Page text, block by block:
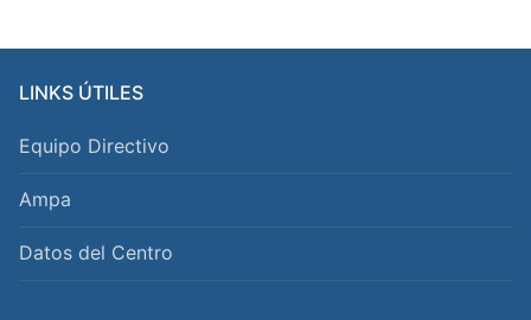
LINKS ÚTILES
Equipo Directivo
Ampa
Datos del Centro